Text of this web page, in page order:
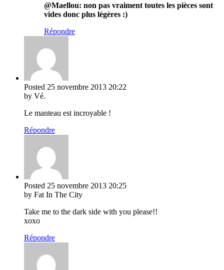
@Maellou: non pas vraiment toutes les pièces sont
vides donc plus légères :)
Répondre
Posted 25 novembre 2013 20:22
by Vé.
Le manteau est incroyable !
Répondre
Posted 25 novembre 2013 20:25
by Fat In The City
Take me to the dark side with you please!!
xoxo
Répondre